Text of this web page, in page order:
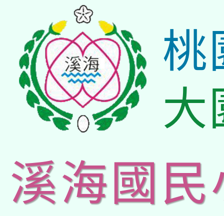
桃
大
溪海國民